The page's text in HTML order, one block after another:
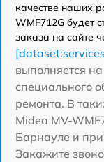
качестве наших
WMF712G будет
заказа на сайте
выполняется
специального
ремонта. В
Midea MV-
Барнауле и
Закажите